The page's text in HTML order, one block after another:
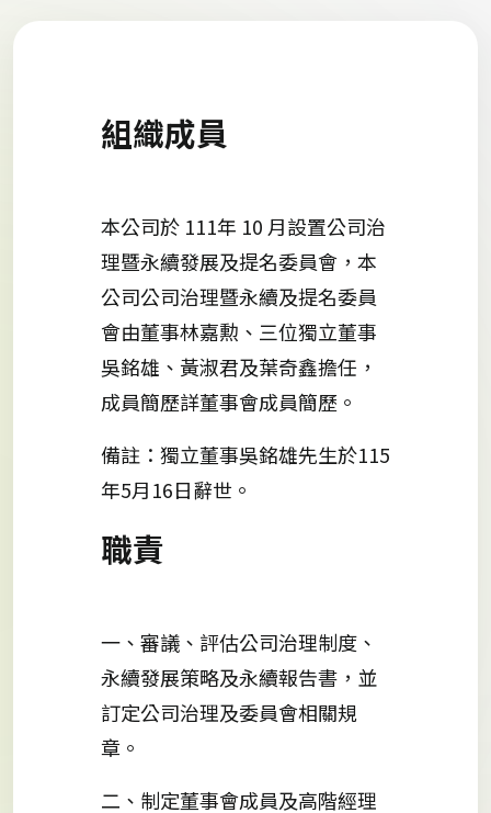
組織成員
本公司於 111年 10 月設置公司治
理暨永續發展及提名委員會，本
公司公司治理暨永續及提名委員
會由董事林嘉勲、三位獨立董事
吳銘雄、黃淑君及葉奇鑫擔任，
成員簡歷詳董事會成員簡歷。
備註：獨立董事吳銘雄先生於115
年5月16日辭世。
職責
一、審議、評估公司治理制度、
永續發展策略及永續報告書，並
訂定公司治理及委員會相關規
章。
二、制定董事會成員及高階經理